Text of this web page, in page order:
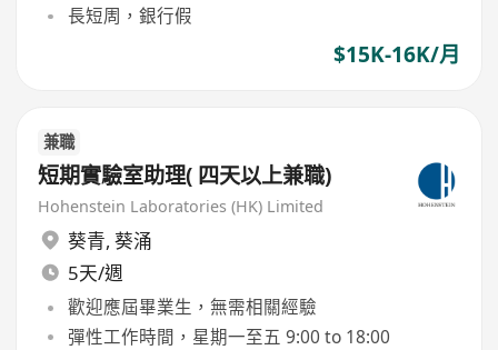
長短周，銀行假
$15K-16K/月
兼職
短期實驗室助理( 四天以上兼職)
Hohenstein Laboratories (HK) Limited
葵青, 葵涌
5天/週
歡迎應屆畢業生，無需相關經驗
彈性工作時間，星期一至五 9:00 to 18:00